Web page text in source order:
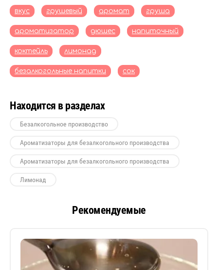
вкус грушевый аромат груша
ароматизатор дюшес напиточный
коктейль лимонад
безалкогольные напитки сок
Находится в разделах
Безалкогольное производство
Ароматизаторы для безалкогольного производства
Ароматизаторы для безалкогольного производства
Лимонад
Рекомендуемые